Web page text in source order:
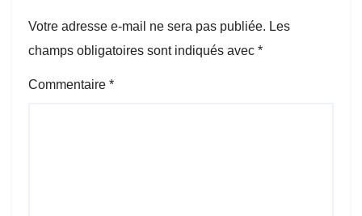
Votre adresse e-mail ne sera pas publiée. Les
champs obligatoires sont indiqués avec *
Commentaire *